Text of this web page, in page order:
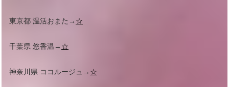
東京都 温活おまた→ ☆
千葉県 悠香温→ ☆
神奈川県 ココルージュ→ ☆